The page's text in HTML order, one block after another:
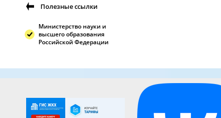
Полезные ссылки
Министерство науки и
высшего образования
Российской Федерации